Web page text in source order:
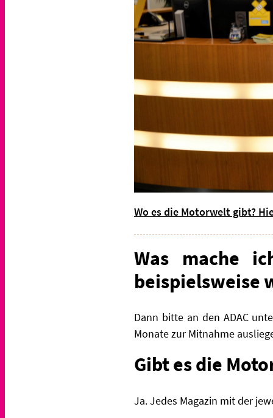
Wo es die Motorwelt gibt?
Was mache
beispielsweise
Dann bitte an den ADAC
Monate zur Mitnahme
Gibt es die
Ja. Jedes Magazin mit der